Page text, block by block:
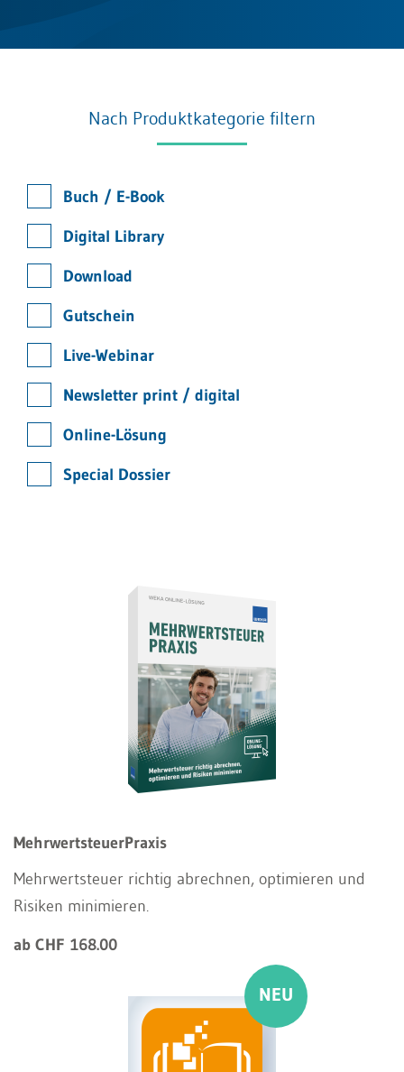
Nach Produktkategorie filtern
Buch / E-Book
Digital Library
Download
Gutschein
Live-Webinar
Newsletter print / digital
Online-Lösung
Special Dossier
MehrwertsteuerPraxis
Mehrwertsteuer richtig abrechnen, optimieren und
Risiken minimieren.
ab CHF 168.00